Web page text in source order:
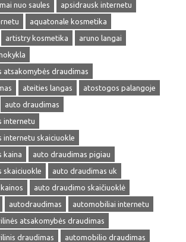
nuo saules
apsidrausk internetu
aquatonale kosmetika
artistry kosmetika
aruno langai
atsakomybės draudimas
ateities langas
atostogos palangoje
auto draudimas
internetu
internetu skaiciuokle
kaina
auto draudimas pigiau
skaiciuokle
auto draudimas uk
auto draudimo skaičiuoklė
autodraudimas
automobiliai internetu
atsakomybės draudimas
draudimas
automobilio draudimas